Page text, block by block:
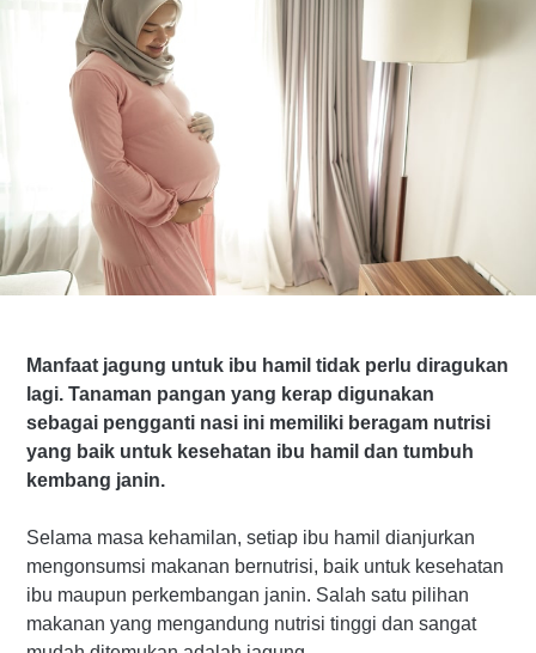
Manfaat jagung untuk ibu hamil tidak perlu diragukan
lagi. Tanaman pangan yang kerap digunakan
sebagai pengganti nasi ini memiliki beragam nutrisi
yang baik untuk kesehatan ibu hamil dan tumbuh
kembang janin.
Selama masa kehamilan, setiap ibu hamil dianjurkan
mengonsumsi makanan bernutrisi, baik untuk kesehatan
ibu maupun perkembangan janin. Salah satu pilihan
makanan yang mengandung nutrisi tinggi dan sangat